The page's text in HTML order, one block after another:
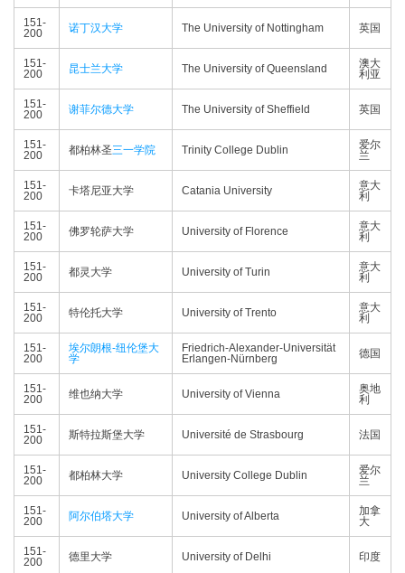
151-
200
诺丁汉大学 The University of Nottingham 英国
151-
200
昆士兰大学 The University of Queensland
澳大
利亚
151-
200
谢菲尔德大学 The University of Sheffield 英国
151-
200
都柏林圣三一学院 Trinity College Dublin
爱尔
兰
151-
200
卡塔尼亚大学 Catania University
意大
利
151-
200
佛罗轮萨大学 University of Florence
意大
利
151-
200
都灵大学 University of Turin
意大
利
151-
200
特伦托大学 University of Trento
意大
利
151-
200
埃尔朗根-纽伦堡大
学
Friedrich-Alexander-Universität
Erlangen-Nürnberg
德国
151-
200
维也纳大学 University of Vienna
奥地
利
151-
200
斯特拉斯堡大学 Université de Strasbourg 法国
151-
200
都柏林大学 University College Dublin
爱尔
兰
151-
200
阿尔伯塔大学 University of Alberta
加拿
大
151-
200
德里大学 University of Delhi 印度